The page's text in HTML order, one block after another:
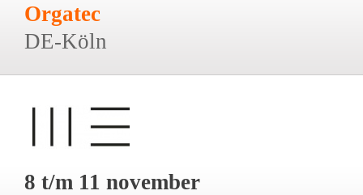
Orgatec
DE-Köln
8 t/m 11 november